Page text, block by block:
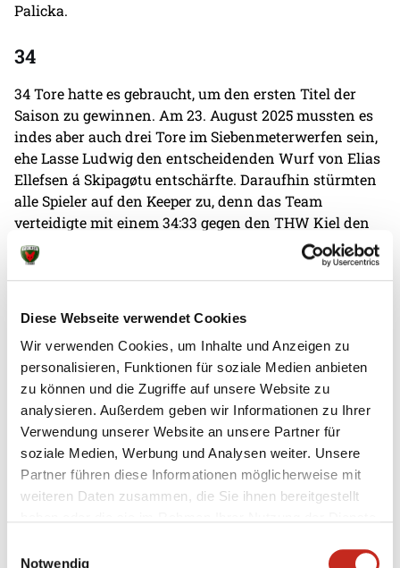
Diese Webseite verwendet Cookies
Wir verwenden Cookies, um Inhalte und Anzeigen zu
personalisieren, Funktionen für soziale Medien anbieten
zu können und die Zugriffe auf unsere Website zu
analysieren. Außerdem geben wir Informationen zu Ihrer
Verwendung unserer Website an unsere Partner für
soziale Medien, Werbung und Analysen weiter. Unsere
Partner führen diese Informationen möglicherweise mit
weiteren Daten zusammen, die Sie ihnen bereitgestellt
Notwendig
Palicka.
34
34 Tore hatte es gebraucht, um den ersten Titel der
Saison zu gewinnen. Am 23. August 2025 mussten es
indes aber auch drei Tore im Siebenmeterwerfen sein,
ehe Lasse Ludwig den entscheidenden Wurf von Elias
Ellefsen á Skipagøtu entschärfte. Daraufhin stürmten
alle Spieler auf den Keeper zu, denn das Team
verteidigte mit einem 34:33 gegen den THW Kiel den
Rexel Super Cup. Spannend: Noch drei weitere Male
trafen die Füchse auf die Zebras: Neben den beiden
Ligapartien bezwang der Hauptstadt-Club die
46
Am schönsten sind Spiele für die Fans natürlich,
wenn sie im Anschluss mit den Spielern feiern
können, weil zwei Punkte eingetütet worden sind. 46-
mal war dies in dieser Saison für die Füchse Berlin der
Fall. 27 Siege waren es in der DAIKIN Handball-
Bundesliga, 13 in der Machineseeker EHF Champions